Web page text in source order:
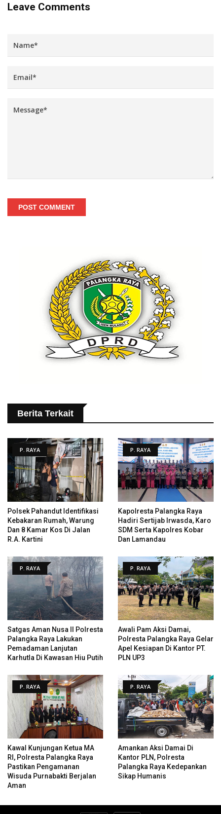
Leave Comments
POST COMMENT
Berita Terkait
P. RAYA
Polsek Pahandut Identifikasi
Kebakaran Rumah, Warung
Dan 8 Kamar Kos Di Jalan
R.A. Kartini
P. RAYA
Kapolresta Palangka Raya
Hadiri Sertijab Irwasda, Karo
SDM Serta Kapolres Kobar
Dan Lamandau
P. RAYA
Satgas Aman Nusa II Polresta
Palangka Raya Lakukan
Pemadaman Lanjutan
Karhutla Di Kawasan Hiu Putih
P. RAYA
Awali Pam Aksi Damai,
Polresta Palangka Raya Gelar
Apel Kesiapan Di Kantor PT.
PLN UP3
P. RAYA
Kawal Kunjungan Ketua MA
RI, Polresta Palangka Raya
Pastikan Pengamanan
Wisuda Purnabakti Berjalan
Aman
P. RAYA
Amankan Aksi Damai Di
Kantor PLN, Polresta
Palangka Raya Kedepankan
Sikap Humanis